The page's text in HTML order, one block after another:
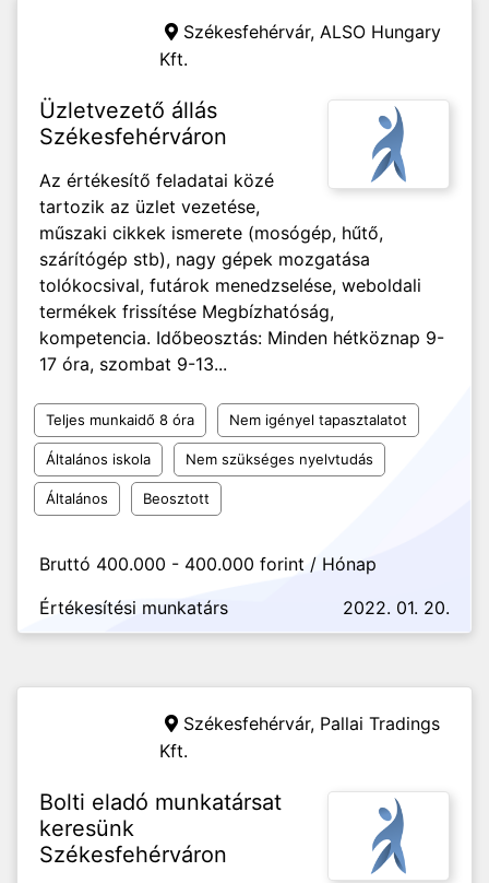
Székesfehérvár, ALSO Hungary
Kft.
Üzletvezető állás
Székesfehérváron
Az értékesítő feladatai közé
tartozik az üzlet vezetése,
műszaki cikkek ismerete (mosógép, hűtő,
szárítógép stb), nagy gépek mozgatása
tolókocsival, futárok menedzselése, weboldali
termékek frissítése Megbízhatóság,
kompetencia. Időbeosztás: Minden hétköznap 9-
17 óra, szombat 9-13...
Teljes munkaidő 8 óra Nem igényel tapasztalatot
Általános iskola Nem szükséges nyelvtudás
Általános Beosztott
Bruttó 400.000 - 400.000 forint / Hónap
Értékesítési munkatárs
2022. 01. 20.
Székesfehérvár, Pallai Tradings
Kft.
Bolti eladó munkatársat
keresünk
Székesfehérváron